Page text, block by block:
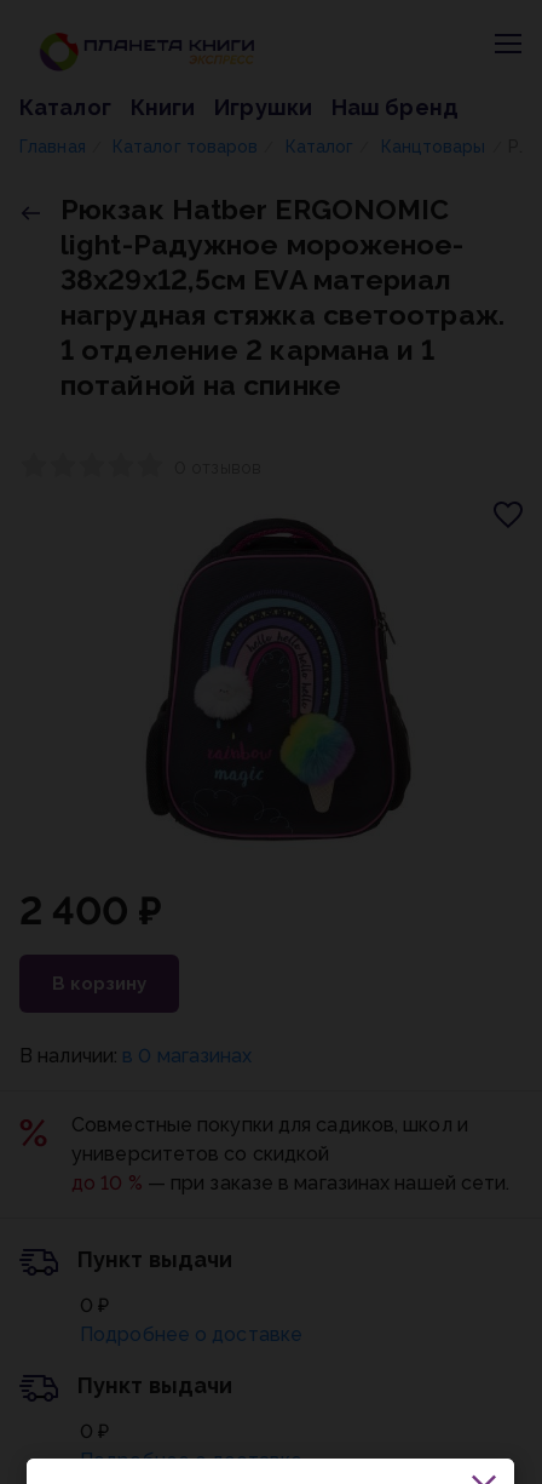
Каталог Книги Игрушки Наш бренд
Главная Каталог товаров Каталог Канцтовары
Рюкзак Hatber ERGONOMIC
light-Радужное мороженое-
38х29х12,5см EVA материал
нагрудная стяжка светоотраж.
1 отделение 2 кармана и 1
потайной на спинке
2 400 ₽
В корзину
В наличии: в 0 магазинах
Совместные покупки для садиков, школ и
университетов со скидкой
до 10 % — при заказе в магазинах нашей сети.
Пункт выдачи
0 ₽
Подробнее о доставке
Пункт выдачи
0 ₽
Подробнее о доставке